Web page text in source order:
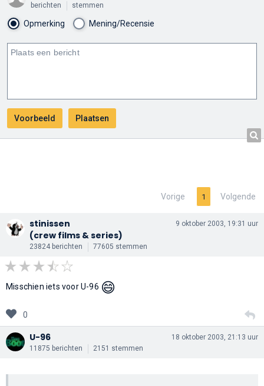
berichten stemmen
Opmerking Mening/Recensie
Vorige 1 Volgende
stinissen
(crew films & series)
23824 berichten 77605 stemmen
9 oktober 2003, 19:31 uur
Misschien iets voor U-96 😄
0
U-96
11875 berichten 2151 stemmen
18 oktober 2003, 21:13 uur